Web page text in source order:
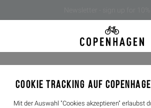
COOKIE TRACKING AUF
Mit der Auswahl "Cookies akzeptieren" erlaubst